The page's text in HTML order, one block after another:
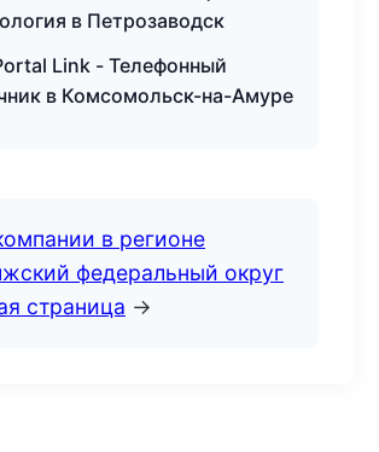
в Петрозаводск
Link - Телефонный
в Комсомольск-на-Амуре
в регионе
федеральный округ
страница →